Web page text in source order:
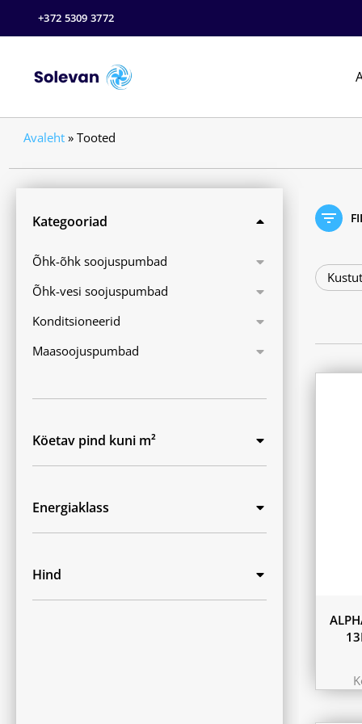
+372 5309 3772
Avaleht » Tooted
Kategooriad
Õhk-õhk soojuspumbad
Õhk-vesi soojuspumbad
Konditsioneerid
Maasoojuspumbad
Köetav pind kuni m²
Energiaklass
Hind